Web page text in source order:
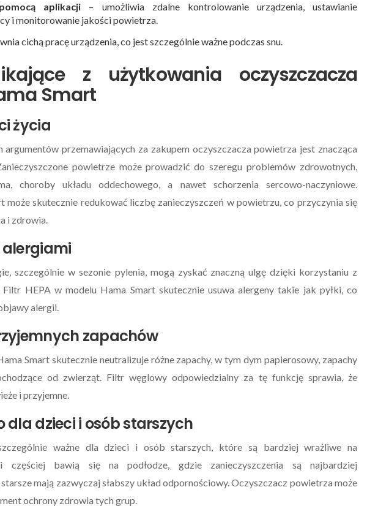
aplikacji – umożliwia zdalne kontrolowanie urządzenia, ustawianie
i monitorowanie jakości powietrza.
cichą pracę urządzenia, co jest szczególnie ważne podczas snu.
z użytkowania oczyszczacza
Smart
życia
argumentów przemawiających za zakupem oczyszczacza powietrza jest znacząca
powietrze może prowadzić do szeregu problemów zdrowotnych,
choroby układu oddechowego, a nawet schorzenia sercowo-naczyniowe.
może skutecznie redukować liczbę zanieczyszczeń w powietrzu, co przyczynia się
i zdrowia.
szczególnie w sezonie pylenia, mogą zyskać znaczną ulgę dzięki korzystaniu z
HEPA w modelu Hama Smart skutecznie usuwa alergeny takie jak pyłki, co
alergii.
zapachów
Smart skutecznie neutralizuje różne zapachy, w tym dym papierosowy, zapachy
od zwierząt. Filtr węglowy odpowiedzialny za tę funkcję sprawia, że
i przyjemne.
dla dzieci i osób starszych
ważne dla dzieci i osób starszych, które są bardziej wrażliwe na
częściej bawią się na podłodze, gdzie zanieczyszczenia są najbardziej
mają zazwyczaj słabszy układ odpornościowy. Oczyszczacz powietrza może
ochrony zdrowia tych grup.
Najlepsze Praktyki Przy
Instalacji Inteligentnych...
21 Marca 2024 0
Warto...
18 Września 2023 0